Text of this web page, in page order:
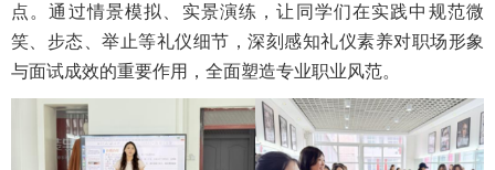
点。通过情景模拟、实景演练，让同学们在实践中规范微
笑、步态、举止等礼仪细节，深刻感知礼仪素养对职场形象
与面试成效的重要作用，全面塑造专业职业风范。